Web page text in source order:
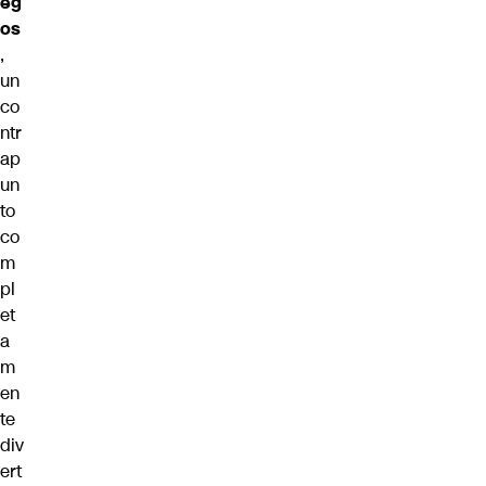
os
,
un
co
ntr
ap
un
to
co
m
pl
et
a
m
en
te
div
ert